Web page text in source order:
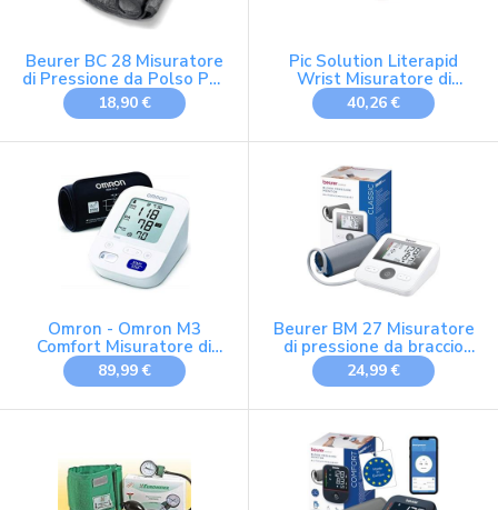
Beurer BC 28 Misuratore
di Pressione da Polso Per
Circonferenze polso di
14,0 - 19,5 cm con 120
Facile Utilizzo,
Classificazione di Rischio
18,90 €
Pic Solution Literapid
Wrist Misuratore di
Pressione Automatico da
Polso
40,26 €
Omron - Omron M3
Comfort Misuratore di
Pressione Automatico da
Braccio 1 Pezzo -
89,99 €
Beurer BM 27 Misuratore
di pressione da braccio
con controllo posizione
bracciale, clinicamente
rilevamento aritmie,
trasferimento dati Apple
Health
24,99 €